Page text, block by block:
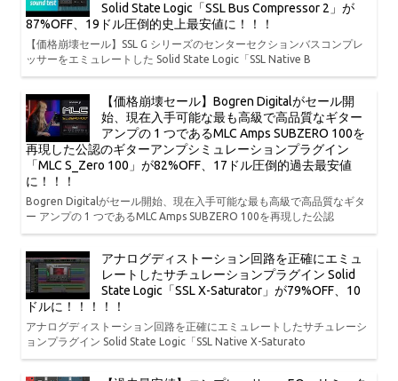
Solid State Logic「SSL Bus Compressor 2」が
87%OFF、19ドル圧倒的史上最安値に！！！
【価格崩壊セール】SSL G シリーズのセンターセクションバスコンプレ
ッサーをエミュレートした Solid State Logic「SSL Native B
【価格崩壊セール】Bogren Digitalがセール開
始、現在入手可能な最も高級で高品質なギター
アンプの 1 つであるMLC Amps SUBZERO 100を
再現した公認のギターアンプシミュレーションプラグイン
「MLC S_Zero 100」が82%OFF、17ドル圧倒的過去最安値
に！！！
Bogren Digitalがセール開始、現在入手可能な最も高級で高品質なギタ
ー アンプの 1 つであるMLC Amps SUBZERO 100を再現した公認
アナログディストーション回路を正確にエミュ
レートしたサチュレーションプラグイン Solid
State Logic「SSL X-Saturator」が79%OFF、10
ドルに！！！！！
アナログディストーション回路を正確にエミュレートしたサチュレーシ
ョンプラグイン Solid State Logic「SSL Native X-Saturato